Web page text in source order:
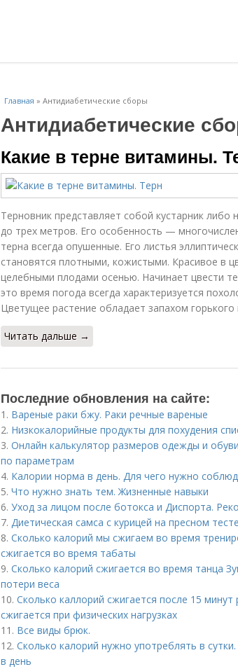
Главная » Антидиабетические сборы
Антидиабетические
Какие в терне витамины.
Терновник представляет собой кустарник
до трех метров. Его особенность —
терна всегда опушенные. Его листья
становятся плотными, кожистыми. Красивое в
целебными плодами осенью. Начинает цвести
это время погода всегда характеризуется
Цветущее растение обладает запахом горького
Читать дальше →
Последние обновления на сайте:
1. Вареные раки бжу. Раки речные вареные
2. Низкокалорийные продукты для похудения
3. Онлайн калькулятор размеров одежды и
по параметрам
4. Калории норма в день. Для чего нужно
5. Что нужно знать тем. Жизненные навыки
6. Уход за лицом после ботокса и Диспорта.
7. Диетическая самса с курицей на пресном
8. Сколько калорий мы сжигаем во время
сжигается во время табаты
9. Сколько калорий сжигается во время танца
потери веса
10. Сколько каллорий сжигается после 15
сжигается при физических нагрузках
11. Все виды брюк.
12. Сколько калорий нужно употреблять в
в день